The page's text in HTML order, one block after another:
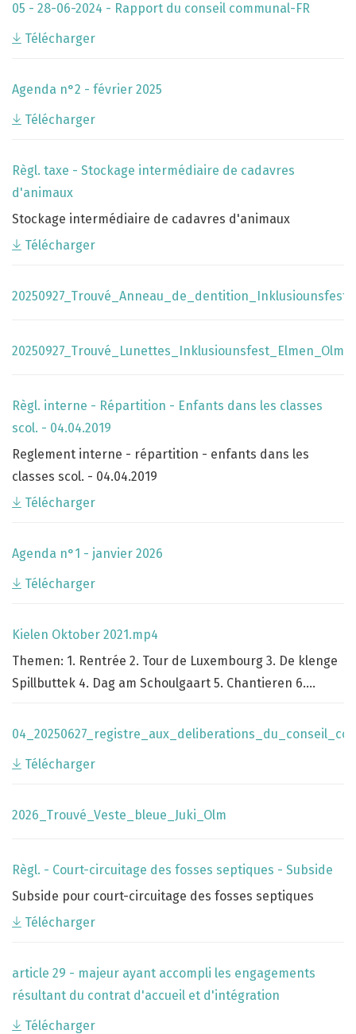
05 - 28-06-2024 - Rapport du conseil communal-FR
Télécharger
Agenda n°2 - février 2025
Télécharger
Règl. taxe - Stockage intermédiaire de cadavres
d'animaux
Stockage intermédiaire de cadavres d'animaux
Télécharger
20250927_Trouvé_Lunettes_Inklusiounsfest_Elmen_Olm
Règl. interne - Répartition - Enfants dans les classes
scol. - 04.04.2019
Reglement interne - répartition - enfants dans les
classes scol. - 04.04.2019
Télécharger
Agenda n°1 - janvier 2026
Télécharger
Kielen Oktober 2021.mp4
Themen: 1. Rentrée 2. Tour de Luxembourg 3. De klenge
Spillbuttek 4. Dag am Schoulgaart 5. Chantieren 6.
Télécharger
2026_Trouvé_Veste_bleue_Juki_Olm
Règl. - Court-circuitage des fosses septiques - Subside
Subside pour court-circuitage des fosses septiques
Télécharger
article 29 - majeur ayant accompli les engagements
résultant du contrat d'accueil et d'intégration
Télécharger